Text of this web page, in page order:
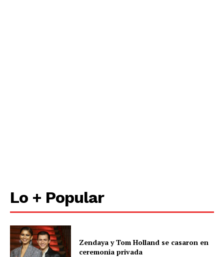
Lo + Popular
Zendaya y Tom Holland se casaron en
ceremonia privada